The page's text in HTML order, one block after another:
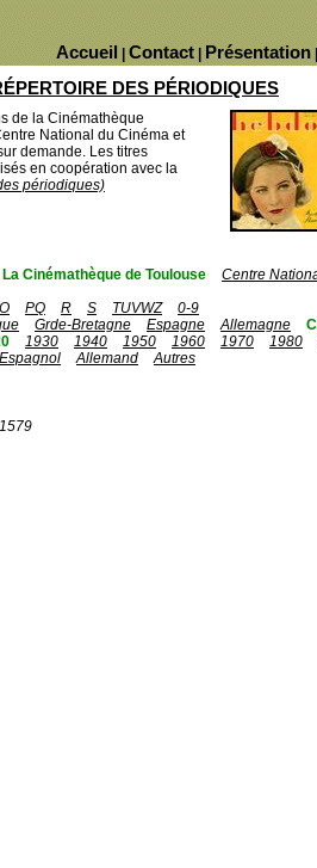
Présentation
Contact
Accueil
DES PÉRIODIQUES
de la Cinémathèque
National du Cinéma et
demande. Les titres
en coopération avec la
périodiques)
La Cinémathèque de Toulouse
Centre
PQ R S TUVWZ
0-9
Grde-Bretagne Espagne Allemagne
1930 1940 1950 1960 1970 1980
Espagnol Allemand
Autres